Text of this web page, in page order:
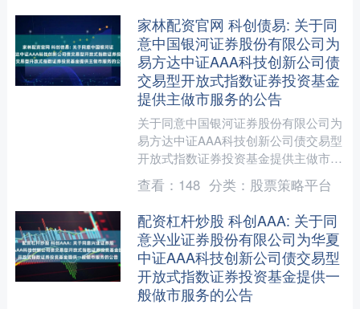
家林配资官网 科创债易: 关于同
意中国银河证券股份有限公司为
易方达中证AAA科技创新公司债
交易型开放式指数证券投资基金
提供主做市服务的公告
关于同意中国银河证券股份有限公司为
易方达中证AAA科技创新公司债交易型
开放式指数证券投资基金提供主做市服
务的公告上证公告（基金）【2025】
1074号为促进易方....
查看： 148 分类： 股票策略平台
配资杠杆炒股 科创AAA: 关于同
意兴业证券股份有限公司为华夏
中证AAA科技创新公司债交易型
开放式指数证券投资基金提供一
般做市服务的公告